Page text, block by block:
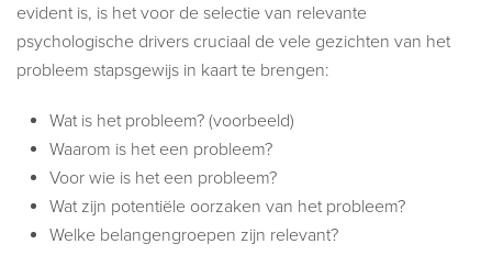
evident is, is het voor de selectie van relevante
psychologische drivers cruciaal de vele gezichten van het
probleem stapsgewijs in kaart te brengen:
Wat is het probleem? (voorbeeld)
Waarom is het een probleem?
Voor wie is het een probleem?
Wat zijn potentiële oorzaken van het probleem?
Welke belangengroepen zijn relevant?